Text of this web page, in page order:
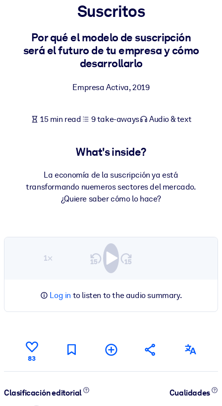
For LMS/LXP
Bring bite-sized, verified knowledge into your LMS/LXP for
For AI Systems
Suscritos
Por qué el modelo de suscripción
será el futuro de tu empresa y cómo
desarrollarlo
Empresa Activa,2019
15 min read 9 take-aways Audio & text
What's inside?
La economía de la suscripción ya está
transformando nuemeros sectores del mercado.
¿Quiere saber cómo lo hace?
1×
Log in to listen to the audio summary.
83
Clasificación editorial
Cualidades